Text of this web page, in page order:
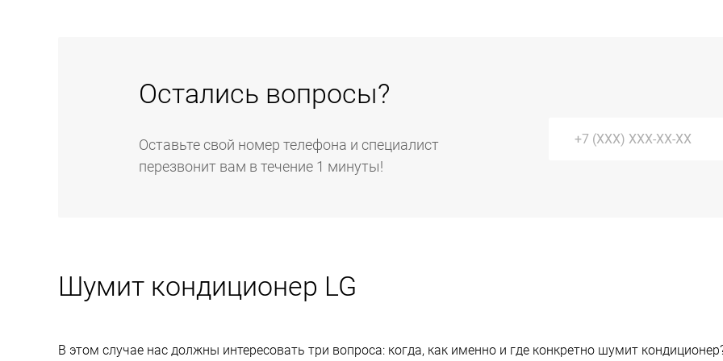
Остались вопросы?
Оставьте свой номер телефона и специалист
перезвонит вам в течение 1 минуты!
Шумит кондиционер LG
В этом случае нас должны интересовать три вопроса: когда, как именно и где конкретно шумит